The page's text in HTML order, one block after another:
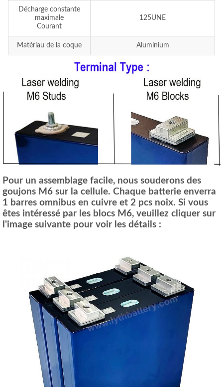
Décharge constante
maximale
Courant
125UNE
Matériau de la coque Aluminium
Pour un assemblage facile, nous souderons des
goujons M6 sur la cellule. Chaque batterie enverra
1 barres omnibus en cuivre et 2 pcs noix. Si vous
êtes intéressé par les blocs M6, veuillez cliquer sur
l'image suivante pour voir les détails :